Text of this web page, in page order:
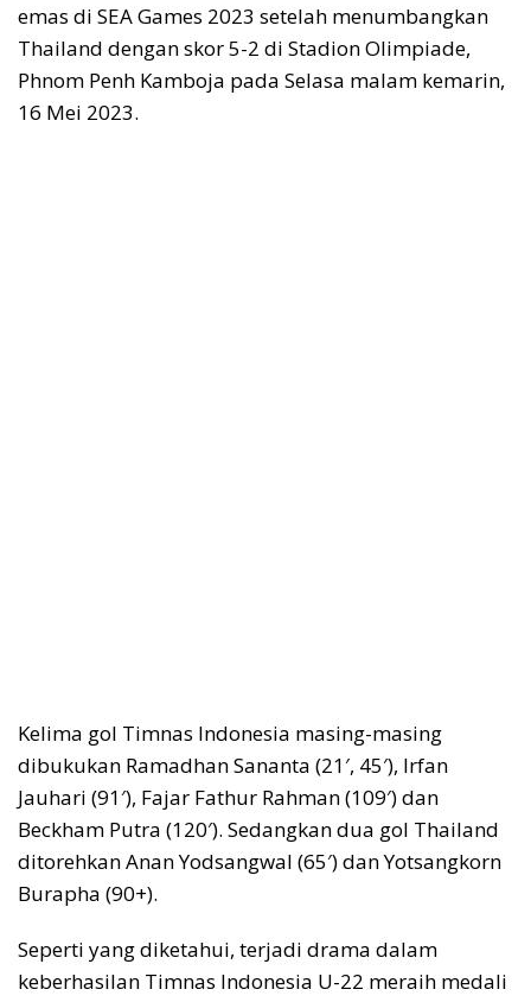
emas di SEA Games 2023 setelah menumbangkan
Thailand dengan skor 5-2 di Stadion Olimpiade,
Phnom Penh Kamboja pada Selasa malam kemarin,
16 Mei 2023.
Kelima gol Timnas Indonesia masing-masing
dibukukan Ramadhan Sananta (21′, 45′), Irfan
Jauhari (91′), Fajar Fathur Rahman (109′) dan
Beckham Putra (120′). Sedangkan dua gol Thailand
ditorehkan Anan Yodsangwal (65′) dan Yotsangkorn
Burapha (90+).
Seperti yang diketahui, terjadi drama dalam
keberhasilan Timnas Indonesia U-22 meraih medali